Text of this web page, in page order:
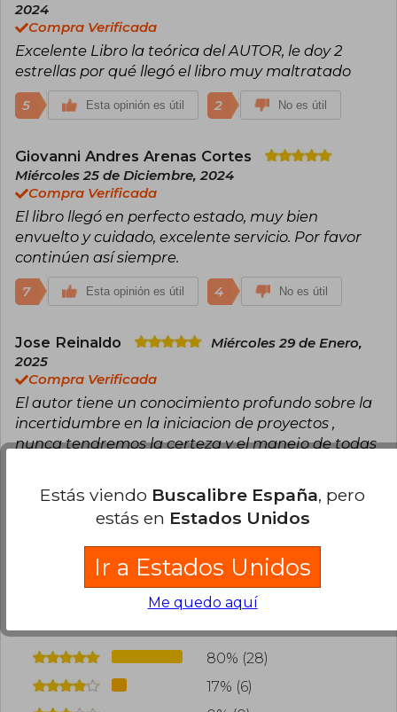
2024
Compra Verificada
Excelente Libro la teórica del AUTOR, le doy 2
estrellas por qué llegó el libro muy maltratado
5 Esta opinión es útil 2 No es útil
Giovanni Andres Arenas Cortes
Miércoles 25 de Diciembre, 2024
Compra Verificada
El libro llegó en perfecto estado, muy bien
envuelto y cuidado, excelente servicio. Por favor
continúen así siempre.
7 Esta opinión es útil 4 No es útil
Jose Reinaldo
Miércoles 29 de Enero,
2025
Compra Verificada
El autor tiene un conocimiento profundo sobre la
incertidumbre en la iniciacion de proyectos ,
nunca tendremos la certeza y el manejo de todas
Esta opinión es útil 2 No es útil
Cargar más opiniones del libro
¿Leíste este libro? Inicia sesiónpara poder
agregar tu propia evaluación.
80% (28)
17% (6)
Estás viendo Buscalibre España, pero
estás en Estados Unidos
Ir a Estados Unidos
Me quedo aquí